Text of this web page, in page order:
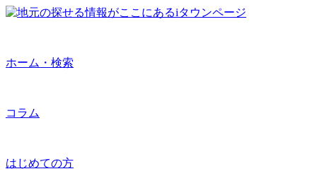
ホーム・検索
コラム
はじめての方